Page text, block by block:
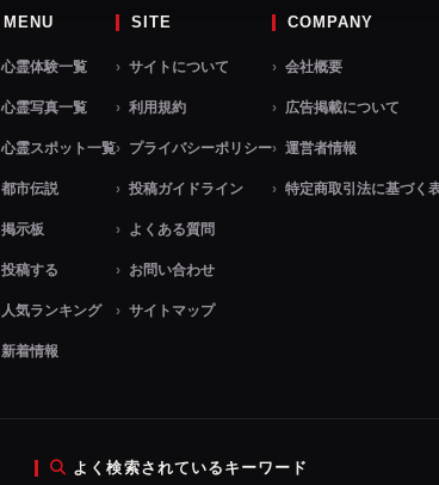
MENU
心霊体験一覧
心霊写真一覧
心霊スポット一覧
都市伝説
掲示板
投稿する
人気ランキング
新着情報
SITE
サイトについて
利用規約
プライバシーポリシー
投稿ガイドライン
よくある質問
お問い合わせ
サイトマップ
COMPANY
会社概要
広告掲載について
運営者情報
特定商取引法に基づく
よく検索されているキーワード